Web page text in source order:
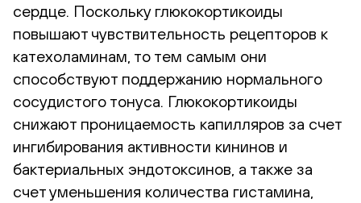
сердце. Поскольку глюкокортикоиды
повышают чувствительность рецепторов к
катехоламинам, то тем самым они
способствуют поддержанию нормального
сосудистого тонуса. Глюкокортикоиды
снижают проницаемость капилляров за счет
ингибирования активности кининов и
бактериальных эндотоксинов, а также за
счет уменьшения количества гистамина,